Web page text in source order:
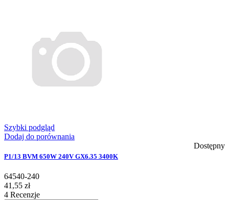
Szybki podgląd
Dodaj do porównania
Dostępny
P1/13 BVM 650W 240V GX6.35 3400K
64540-240
41,55 zł
4 Recenzje